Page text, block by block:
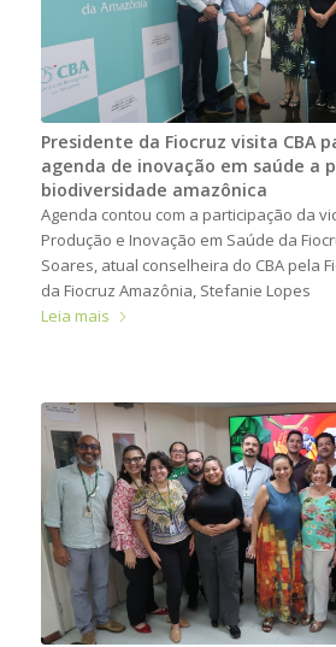
Presidente da Fiocruz visita CBA
agenda de inovação em saúde a
biodiversidade amazônica
Agenda contou com a participação da
Produção e Inovação em Saúde da
Soares, atual conselheira do CBA pela
da Fiocruz Amazônia, Stefanie Lopes
Leia mais